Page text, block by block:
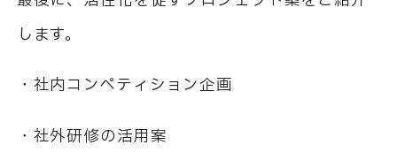
します。
・社内コンペティション企画
・社外研修の活用案